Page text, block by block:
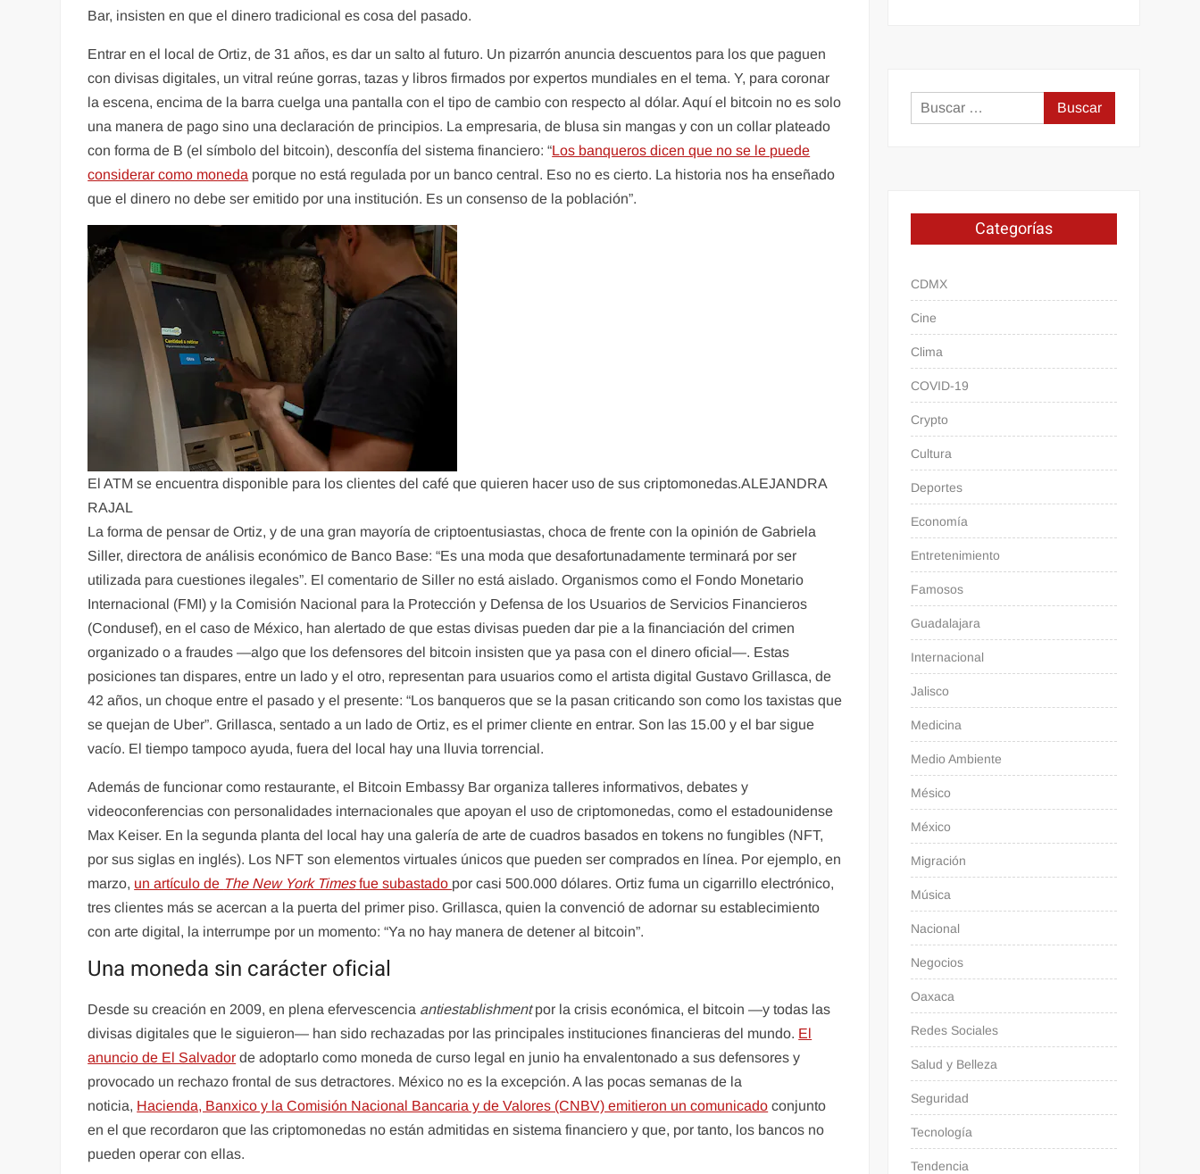
Bar, insisten en que el dinero tradicional es cosa del pasado.
Entrar en el local de Ortiz, de 31 años, es dar un salto al futuro. Un pizarrón anuncia descuentos para los que paguen
con divisas digitales, un vitral reúne gorras, tazas y libros firmados por expertos mundiales en el tema. Y, para coronar
la escena, encima de la barra cuelga una pantalla con el tipo de cambio con respecto al dólar. Aquí el bitcoin no es solo
una manera de pago sino una declaración de principios. La empresaria, de blusa sin mangas y con un collar plateado
con forma de B (el símbolo del bitcoin), desconfía del sistema financiero: “Los banqueros dicen que no se le puede
considerar como moneda porque no está regulada por un banco central. Eso no es cierto. La historia nos ha enseñado
que el dinero no debe ser emitido por una institución. Es un consenso de la población”.
El ATM se encuentra disponible para los clientes del café que quieren hacer uso de sus criptomonedas.ALEJANDRA
RAJAL
La forma de pensar de Ortiz, y de una gran mayoría de criptoentusiastas, choca de frente con la opinión de Gabriela
Siller, directora de análisis económico de Banco Base: “Es una moda que desafortunadamente terminará por ser
utilizada para cuestiones ilegales”. El comentario de Siller no está aislado. Organismos como el Fondo Monetario
Internacional (FMI) y la Comisión Nacional para la Protección y Defensa de los Usuarios de Servicios Financieros
(Condusef), en el caso de México, han alertado de que estas divisas pueden dar pie a la financiación del crimen
organizado o a fraudes —algo que los defensores del bitcoin insisten que ya pasa con el dinero oficial—. Estas
posiciones tan dispares, entre un lado y el otro, representan para usuarios como el artista digital Gustavo Grillasca, de
42 años, un choque entre el pasado y el presente: “Los banqueros que se la pasan criticando son como los taxistas que
se quejan de Uber”. Grillasca, sentado a un lado de Ortiz, es el primer cliente en entrar. Son las 15.00 y el bar sigue
vacío. El tiempo tampoco ayuda, fuera del local hay una lluvia torrencial.
Además de funcionar como restaurante, el Bitcoin Embassy Bar organiza talleres informativos, debates y
videoconferencias con personalidades internacionales que apoyan el uso de criptomonedas, como el estadounidense
Max Keiser. En la segunda planta del local hay una galería de arte de cuadros basados en tokens no fungibles (NFT,
por sus siglas en inglés). Los NFT son elementos virtuales únicos que pueden ser comprados en línea. Por ejemplo, en
marzo, un artículo de The New York Timesfue subastado por casi 500.000 dólares. Ortiz fuma un cigarrillo electrónico,
tres clientes más se acercan a la puerta del primer piso. Grillasca, quien la convenció de adornar su establecimiento
con arte digital, la interrumpe por un momento: “Ya no hay manera de detener al bitcoin”.
Una moneda sin carácter oficial
Desde su creación en 2009, en plena efervescencia antiestablishmentpor la crisis económica, el bitcoin —y todas las
divisas digitales que le siguieron— han sido rechazadas por las principales instituciones financieras del mundo. El
anuncio de El Salvador de adoptarlo como moneda de curso legal en junio ha envalentonado a sus defensores y
provocado un rechazo frontal de sus detractores. México no es la excepción. A las pocas semanas de la
noticia, Hacienda, Banxico y la Comisión Nacional Bancaria y de Valores (CNBV) emitieron un comunicado conjunto
en el que recordaron que las criptomonedas no están admitidas en sistema financiero y que, por tanto, los bancos no
pueden operar con ellas.
Buscar:
Categorías
CDMX
Cine
Clima
COVID-19
Crypto
Cultura
Deportes
Economía
Entretenimiento
Famosos
Guadalajara
Internacional
Jalisco
Medicina
Medio Ambiente
Mésico
México
Migración
Música
Nacional
Negocios
Oaxaca
Redes Sociales
Salud y Belleza
Seguridad
Tecnología
Tendencia